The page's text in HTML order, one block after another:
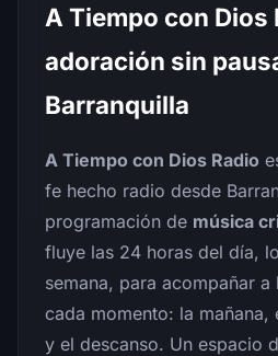
A Tiempo con Dios
adoración sin
Barranquilla
A Tiempo con Dios Radio
fe hecho radio desde
programación de música
fluye las 24 horas del día,
semana, para acompañar a
cada momento: la
y el descanso. Un espacio